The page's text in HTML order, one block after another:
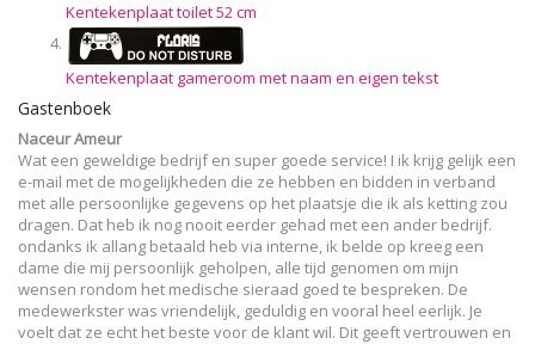
Kentekenplaat toilet 52 cm
Kentekenplaat gameroom met naam en eigen tekst
Gastenboek
Naceur Ameur
Wat een geweldige bedrijf en super goede service! I ik krijg gelijk een
e-mail met de mogelijkheden die ze hebben en bidden in verband
met alle persoonlijke gegevens op het plaatsje die ik als ketting zou
dragen. Dat heb ik nog nooit eerder gehad met een ander bedrijf.
ondanks ik allang betaald heb via interne, ik belde op kreeg een
dame die mij persoonlijk geholpen, alle tijd genomen om mijn
wensen rondom het medische sieraad goed te bespreken. De
medewerkster was vriendelijk, geduldig en vooral heel eerlijk. Je
voelt dat ze echt het beste voor de klant wil. Dit geeft vertrouwen en